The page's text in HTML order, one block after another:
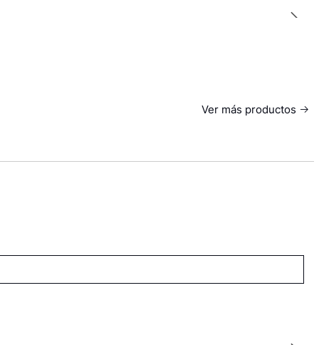
Ver más productos